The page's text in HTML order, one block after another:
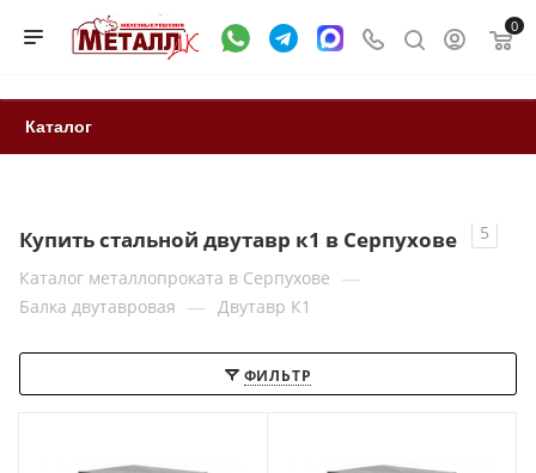
0
Каталог
Купить стальной двутавр к1 в Серпухове
5
Каталог металлопроката в Серпухове —
Балка двутавровая — Двутавр К1
ФИЛЬТР